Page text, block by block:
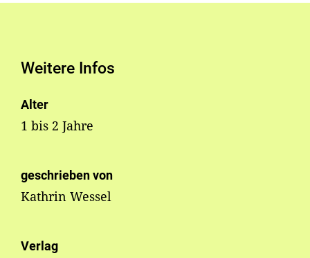
Weitere Infos
Alter
1 bis 2 Jahre
geschrieben von
Kathrin Wessel
Verlag